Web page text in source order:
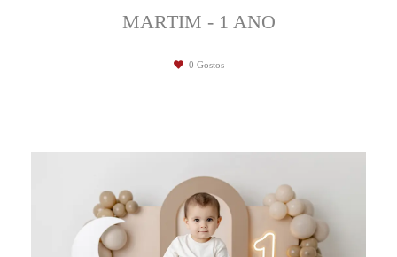
MARTIM - 1 ANO
0 Gostos